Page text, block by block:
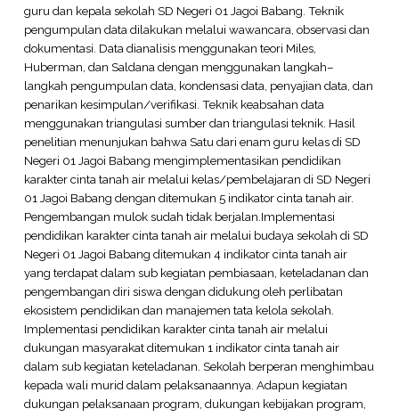
guru dan kepala sekolah SD Negeri 01 Jagoi Babang. Teknik
pengumpulan data dilakukan melalui wawancara, observasi dan
dokumentasi. Data dianalisis menggunakan teori Miles,
Huberman, dan Saldana dengan menggunakan langkah–
langkah pengumpulan data, kondensasi data, penyajian data, dan
penarikan kesimpulan/verifikasi. Teknik keabsahan data
menggunakan triangulasi sumber dan triangulasi teknik. Hasil
penelitian menunjukan bahwa Satu dari enam guru kelas di SD
Negeri 01 Jagoi Babang mengimplementasikan pendidikan
karakter cinta tanah air melalui kelas/pembelajaran di SD Negeri
01 Jagoi Babang dengan ditemukan 5 indikator cinta tanah air.
Pengembangan mulok sudah tidak berjalan.Implementasi
pendidikan karakter cinta tanah air melalui budaya sekolah di SD
Negeri 01 Jagoi Babang ditemukan 4 indikator cinta tanah air
yang terdapat dalam sub kegiatan pembiasaan, keteladanan dan
pengembangan diri siswa dengan didukung oleh perlibatan
ekosistem pendidikan dan manajemen tata kelola sekolah.
Implementasi pendidikan karakter cinta tanah air melalui
dukungan masyarakat ditemukan 1 indikator cinta tanah air
dalam sub kegiatan keteladanan. Sekolah berperan menghimbau
kepada wali murid dalam pelaksanaannya. Adapun kegiatan
dukungan pelaksanaan program, dukungan kebijakan program,